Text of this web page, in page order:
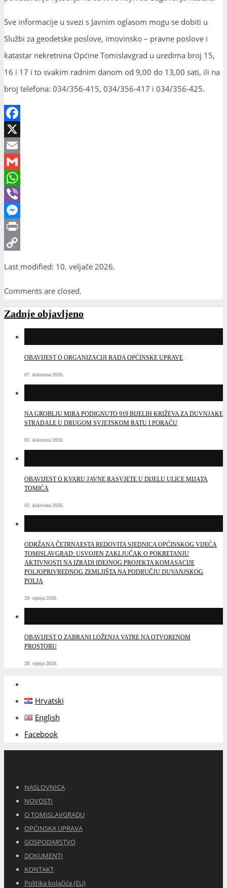
Sve informacije u svezi s Javnim oglasom mogu se dobiti u
Službi za geodetske poslove, imovinsko – pravne poslove i
katastar nekretnina Općine Tomislavgrad u uredima broj 15,
16 i 17 i to svakim radnim danom od 9,00 do 13,00 sati, ili na
broj telefona: 034/356-415, 034/356-417 i 034/356-425.
Facebook
X
Email
Gmail
WhatsApp
Viber
Messenger
Print
Last modified: 10. veljače 2026.
Comments are closed.
Zadnje objavljeno
OBAVIJEST O ORGANIZACIJI RADA OPĆINSKE UPRAVE
07. kolovoza 2026.
NA GROBLJU MIRA PODIGNUTO 919 BIJELIH KRIŽEVA ZA DUVNJAKE
STRADALE U DRUGOM SVJETSKOM RATU I PORAĆU
03. kolovoza 2026.
OBAVIJEST O KVARU JAVNE RASVJETE U DIJELU ULICE MIJATA
TOMIĆA
03. kolovoza 2026.
ODRŽANA ČETRNAESTA REDOVITA SJEDNICA OPĆINSKOG VIJEĆA
TOMISLAVGRAD: USVOJEN ZAKLJUČAK O POKRETANJU
AKTIVNOSTI NA IZRADI IDEJNOG PROJEKTA KOMASACIJE
POLJOPRIVREDNOG ZEMLJIŠTA NA PODRUČJU DUVANJSKOG
POLJA
29. srpnja 2026.
OBAVIJEST O ZABRANI LOŽENJA VATRE NA OTVORENOM
PROSTORU
28. srpnja 2026.
Hrvatski
English
Facebook
NASLOVNICA
NOVOSTI
O TOMISLAVGRADU
OPĆINSKA UPRAVA
GOSPODARSTVO
DOKUMENTI
KONTAKT
Politika kolačića (EU)